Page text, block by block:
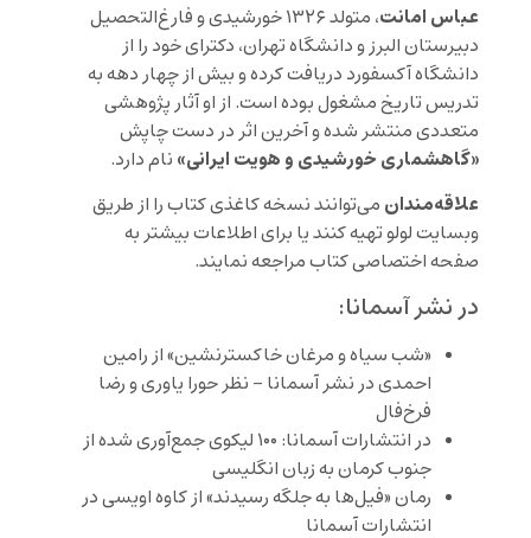
عباس امانت
، متولد ۱۳۲۶ خورشیدی و فارغ‌التحصیل
دبیرستان البرز و دانشگاه تهران، دکترای خود را از
دانشگاه آکسفورد دریافت کرده و بیش از چهار دهه به
تدریس تاریخ مشغول بوده است. از او آثار پژوهشی
متعددی منتشر شده و آخرین اثر در دست چاپش
«گاهشماری خورشیدی و هویت ایرانی» نام دارد.
علاقه‌مندان می‌توانند نسخه کاغذی کتاب را از طریق
وبسایت لولوتهیه کنند یا برای اطلاعات بیشتر به
صفحه اختصاصی کتابمراجعه نمایند.
در نشر آسمانا:
«شب سیاه و مرغان خاکسترنشین» از رامین
احمدی در نشر آسمانا – نظر حورا یاوری و رضا
فرخ‌فال
در انتشارات آسمانا: ۱۰۰ لیکوی جمع‌آوری شده از
جنوب کرمان به زبان انگلیسی
رمان «فیل‌ها به جلگه رسیدند» از کاوه اویسی در
انتشارات آسمانا